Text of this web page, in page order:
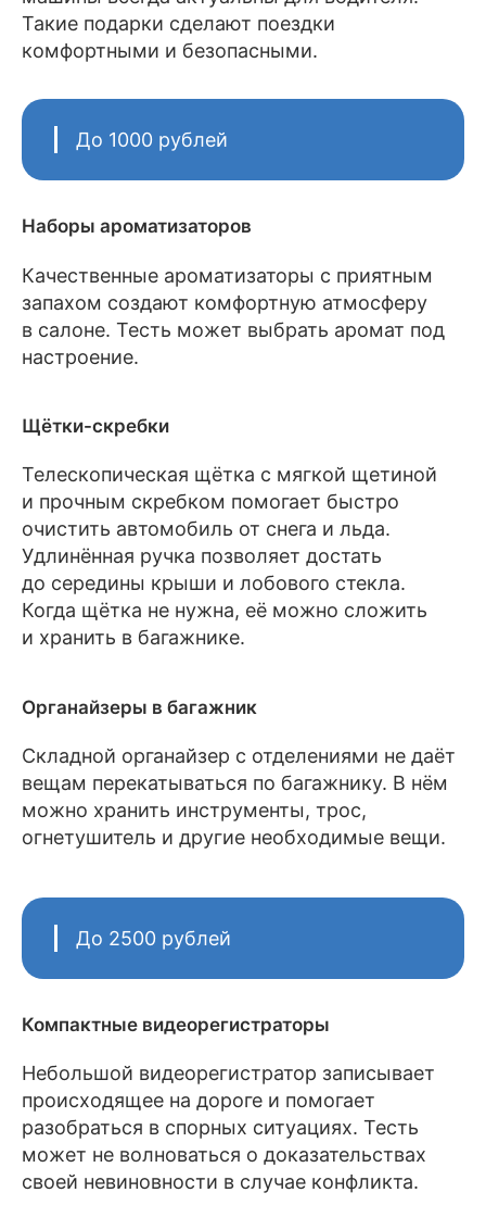
Такие подарки сделают поездки
комфортными и безопасными.
До 1000 рублей
Наборы ароматизаторов
Качественные ароматизаторы с приятным
запахом создают комфортную атмосферу
в салоне. Тесть может выбрать аромат под
настроение.
Щётки-скребки
Телескопическая щётка с мягкой щетиной
и прочным скребком помогает быстро
очистить автомобиль от снега и льда.
Удлинённая ручка позволяет достать
до середины крыши и лобового стекла.
Когда щётка не нужна, её можно сложить
и хранить в багажнике.
Органайзеры в багажник
Складной органайзер с отделениями не даёт
вещам перекатываться по багажнику. В нём
можно хранить инструменты, трос,
огнетушитель и другие необходимые вещи.
До 2500 рублей
Компактные видеорегистраторы
Небольшой видеорегистратор записывает
происходящее на дороге и помогает
разобраться в спорных ситуациях. Тесть
может не волноваться о доказательствах
своей невиновности в случае конфликта.